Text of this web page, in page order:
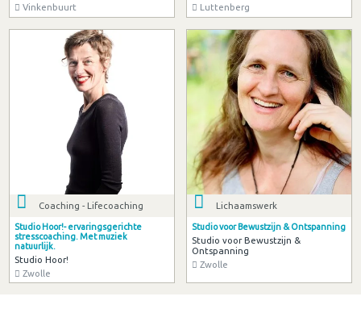
Vinkenbuurt
Luttenberg
Coaching - Lifecoaching
Studio Hoor!- ervaringsgerichte
stresscoaching. Met muziek
natuurlijk.
Studio Hoor!
Zwolle
Lichaamswerk
Studio voor Bewustzijn & Ontspanning
Studio voor Bewustzijn &
Ontspanning
Zwolle